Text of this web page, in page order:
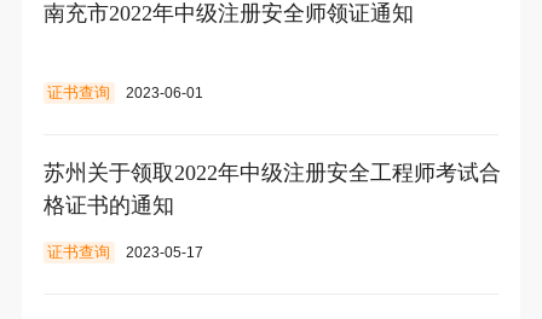
南充市2022年中级注册安全师领证通知
证书查询 2023-06-01
苏州关于领取2022年中级注册安全工程师考试合
格证书的通知
证书查询 2023-05-17